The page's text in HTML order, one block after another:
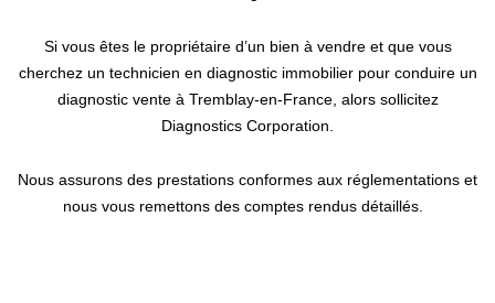
Si vous êtes le propriétaire d’un bien à vendre et que vous
cherchez un technicien en diagnostic immobilier pour conduire un
diagnostic vente à Tremblay-en-France, alors sollicitez
Diagnostics Corporation.
Nous assurons des prestations conformes aux réglementations et
nous vous remettons des comptes rendus détaillés.